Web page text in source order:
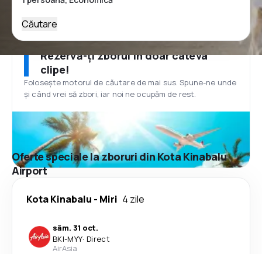
Căutare
Rezervă-ți zborul în doar câteva
clipe!
Folosește motorul de căutare de mai sus. Spune-ne unde
și când vrei să zbori, iar noi ne ocupăm de rest.
Oferte speciale la zboruri din Kota Kinabalu
Airport
Kota Kinabalu - Miri 4 zile
sâm. 31 oct.
BKI-MYY· Direct
AirAsia